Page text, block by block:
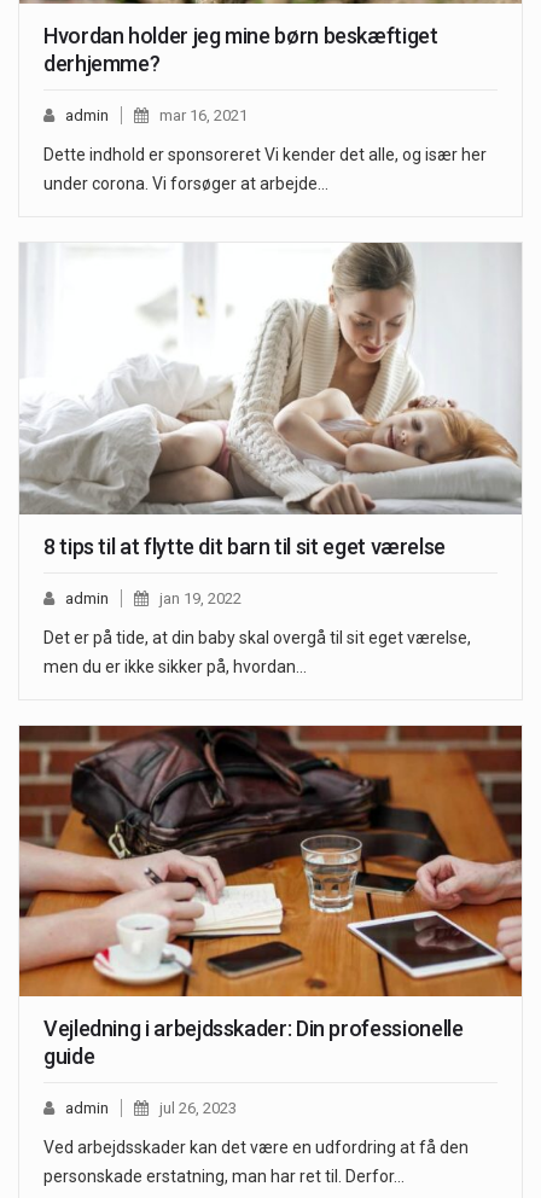
Hvordan holder jeg mine børn beskæftiget
derhjemme?
admin mar 16, 2021
Dette indhold er sponsoreret Vi kender det alle, og især her
under corona. Vi forsøger at arbejde…
8 tips til at flytte dit barn til sit eget værelse
admin jan 19, 2022
Det er på tide, at din baby skal overgå til sit eget værelse,
men du er ikke sikker på, hvordan…
Vejledning i arbejdsskader: Din professionelle
guide
admin jul 26, 2023
Ved arbejdsskader kan det være en udfordring at få den
personskade erstatning, man har ret til. Derfor…